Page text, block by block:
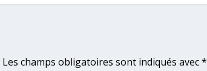
Les champs obligatoires sont indiqués avec*